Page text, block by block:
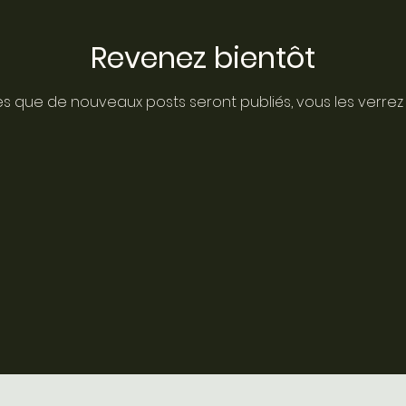
Revenez bientôt
que de nouveaux posts seront publiés, vous les verrez